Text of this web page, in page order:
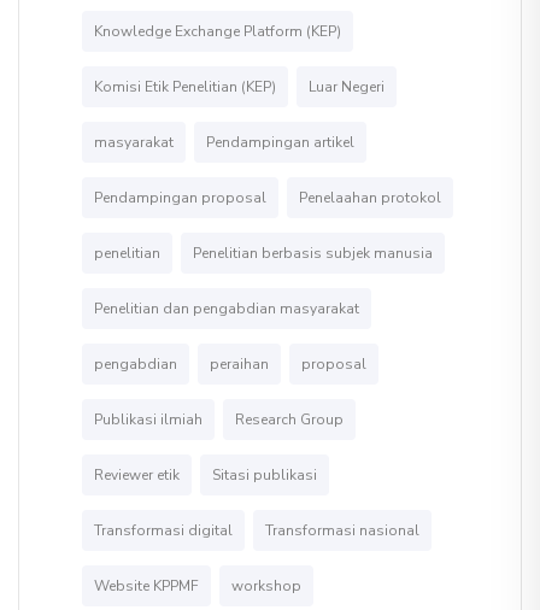
Knowledge Exchange Platform (KEP)
Komisi Etik Penelitian (KEP) Luar Negeri
masyarakat Pendampingan artikel
Pendampingan proposal Penelaahan protokol
penelitian Penelitian berbasis subjek manusia
Penelitian dan pengabdian masyarakat
pengabdian peraihan proposal
Publikasi ilmiah Research Group
Reviewer etik Sitasi publikasi
Transformasi digital Transformasi nasional
Website KPPMF workshop